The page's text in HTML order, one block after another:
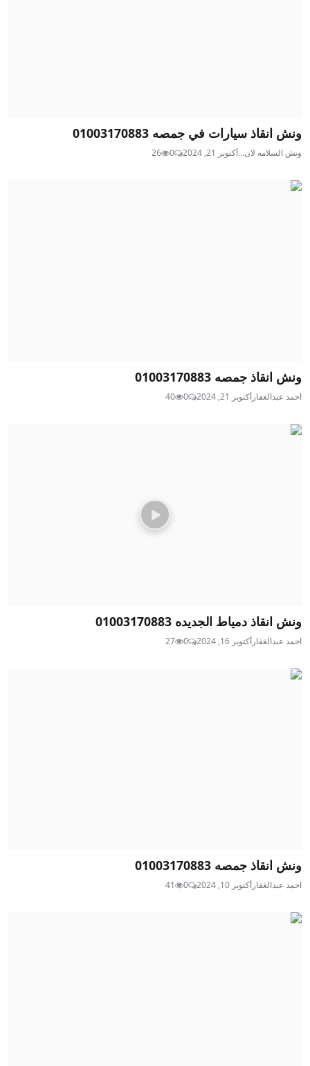
ونش انقاذ سيارات في جمصه 01003170883
ونش السلامه لان...أكتوبر 21, 2024 0
26
ونش انقاذ جمصه 01003170883
احمد عبدالغفارأكتوبر 21, 2024 0
40
ونش انقاذ دمياط الجديده 01003170883
احمد عبدالغفارأكتوبر 16, 2024 0
27
ونش انقاذ جمصه 01003170883
احمد عبدالغفارأكتوبر 10, 2024 0
41